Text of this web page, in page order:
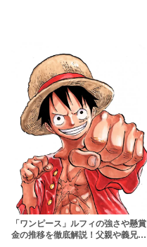
「ワンピース」ルフィの強さや懸賞
金の推移を徹底解説！父親や義兄弟